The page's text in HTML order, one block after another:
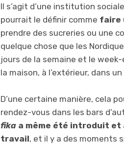
Il s’agit d’une institution
pourrait le définir comme faire
prendre des sucreries ou une
quelque chose que les
jours de la semaine et le
la maison, à l’extérieur, dans
D’une certaine manière, cela
rendez-vous dans les bars
fika a même été introduit et
travail, et il y a des moments